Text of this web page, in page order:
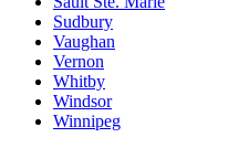
Sudbury
Vaughan
Vernon
Whitby
Windsor
Winnipeg